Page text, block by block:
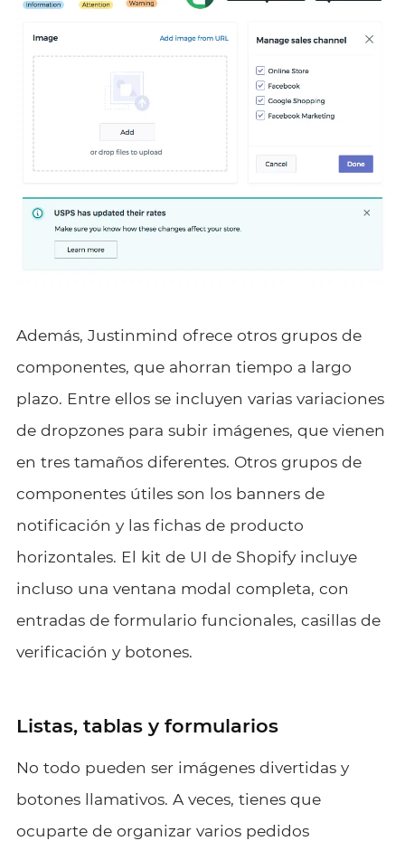
Además, Justinmind ofrece otros grupos de
componentes, que ahorran tiempo a largo
plazo. Entre ellos se incluyen varias variaciones
de dropzones para subir imágenes, que vienen
en tres tamaños diferentes. Otros grupos de
componentes útiles son los banners de
notificación y las fichas de producto
horizontales. El kit de UI de Shopify incluye
incluso una ventana modal completa, con
entradas de formulario funcionales, casillas de
verificación y botones.
Listas, tablas y formularios
No todo pueden ser imágenes divertidas y
botones llamativos. A veces, tienes que
ocuparte de organizar varios pedidos